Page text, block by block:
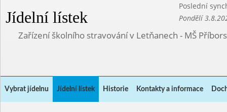
Jídelní lístek
Poslední
Pondělí
Zařízení školního stravování v Letňanech - MŠ
Vybrat jídelnu Jídelní lístek Historie Kontakty a informace